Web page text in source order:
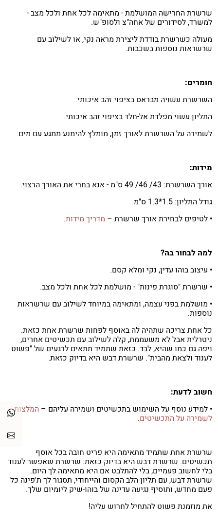
שרשרת החרישה המושלמת - מתאימה לכל אחת ולכל מצב -
למשרד, לסידורים של אחה"צ ולסופ"ש.
מעולה כשרשרת בודדת ליצירת מראה נקי, או לשילוב עם
שרשראות נוספות בשכבות.
חומרים:
השרשרת עשויה מבראס בציפוי זהב איכותי.
התליון עשוי מפלדת אל-חלד בציפוי זהב איכותי.
לשמירה על השרשרת לאורך זמן, מומלץ להימנע ממגע עם מים.
מידות:
אורך השרשרת: 43/ 46/ 49 ס"מ - אנא בחרי את האורך הרצוי.
גודל התליון: 1.5*1.3 ס"מ.
• לטיפים לבחירת אורך שרשרת – מדריך מידות.
למה לבחור בה?
• עיצוב בוהו עדין, נקי ומלא קסם.
• שרשרת "סוגרת פינות" - מושלמת לכל אחת ולכל מצב.
• מושלמת בפני עצמה, ומתאימה במיוחד לשילוב עם שרשראות
נוספות.
כל אחת צריכה שתהיה לה באוסף לפחות שרשרת אחת כזאת.
ניטרלית אבל לא משעממת, קלה לשילוב עם תכשיטים אחרים,
ויפה גם כמו שהיא, לבד. כזאת שתמיד תתאים לרגעים של "פשוט
לענוד ולצאת מהבית". שרשרת דבש היא בדיוק כזאת.
חשוב לדעת:
• למידע נוסף על השימוש בתכשיטים ושמירה עליהם – המלצות
לשמירה על התכשיטים.
שרשרת אחת שתמיד מתאימה היא פריט חובה בכל אוסף
תכשיטים. שרשרת דבש היא בדיוק כזאת: שרשרת שאפשר לענוד
בלי לחשוב פעמיים, בלי להתלבט אם היא מתאימה לך היום.
שרשרת דבש, עם תליון הלב הקסום והייחודי, תסגור לך ת'פינה כל
פעם מחדש, ותוסיף נגיעה עדינה של בוהו-שיק ליומיום שלך.
את מוזמנת פשוט להתחיל לחרוש עליה!